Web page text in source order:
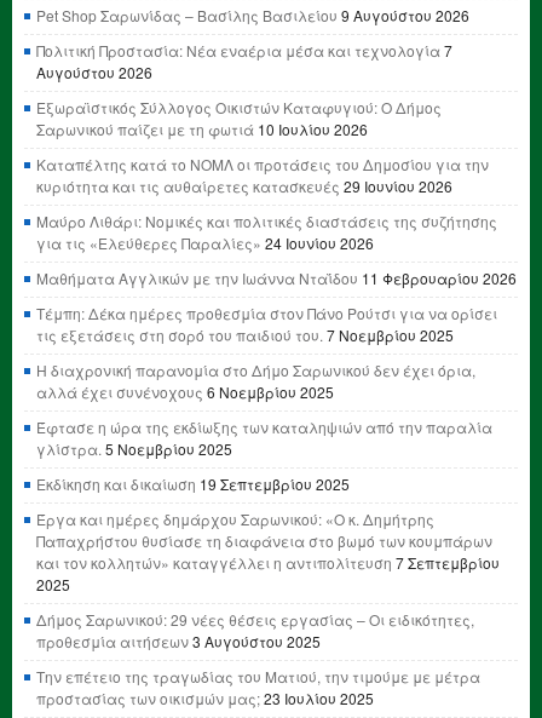
Pet Shop Σαρωνίδας – Βασίλης Βασιλείου 9 Αυγούστου 2026
Πολιτική Προστασία: Νέα εναέρια μέσα και τεχνολογία7
Αυγούστου 2026
Εξωραϊστικός Σύλλογος Οικιστών Καταφυγιού: Ο Δήμος
Σαρωνικού παίζει με τη φωτιά 10 Ιουλίου 2026
Καταπέλτης κατά το ΝΟΜΛ οι προτάσεις του Δημοσίου για την
κυριότητα και τις αυθαίρετες κατασκευές 29 Ιουνίου 2026
Μαύρο Λιθάρι: Νομικές και πολιτικές διαστάσεις της συζήτησης
για τις «Ελεύθερες Παραλίες» 24 Ιουνίου 2026
Μαθήματα Αγγλικών με την Ιωάννα Νταΐδου 11 Φεβρουαρίου 2026
Τέμπη: Δέκα ημέρες προθεσμία στον Πάνο Ρούτσι για να ορίσει
τις εξετάσεις στη σορό του παιδιού του. 7 Νοεμβρίου 2025
Η διαχρονική παρανομία στο Δήμο Σαρωνικού δεν έχει όρια,
αλλά έχει συνένοχους 6 Νοεμβρίου 2025
Έφτασε η ώρα της εκδίωξης των καταληψιών από την παραλία
γλίστρα. 5 Νοεμβρίου 2025
Εκδίκηση και δικαίωση 19 Σεπτεμβρίου 2025
Έργα και ημέρες δημάρχου Σαρωνικού: «Ο κ. Δημήτρης
Παπαχρήστου θυσίασε τη διαφάνεια στο βωμό των κουμπάρων
και τον κολλητών» καταγγέλλει η αντιπολίτευση 7 Σεπτεμβρίου
2025
Δήμος Σαρωνικού: 29 νέες θέσεις εργασίας – Οι ειδικότητες,
προθεσμία αιτήσεων3 Αυγούστου 2025
Την επέτειο της τραγωδίας του Ματιού, την τιμούμε με μέτρα
προστασίας των οικισμών μας;23 Ιουλίου 2025